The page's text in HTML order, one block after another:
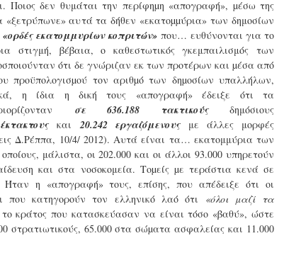
Ποιος δεν θυμάται την περίφηµη «απογραφή», µέσω της
«ξετρύπωνε» αυτά τα δήθεν «εκατοµµύρια» των δημοσίων
«ορδές εκατομμυρίων κοπριτών» που… ευθύνονται για το
στιγμή, βέβαια, ο καθεστωτικός γκεμπαιλισμός των
ότι δε γνώριζαν εκ των προτέρων και µέσα από
προϋπολογισµού τον αριθµό των δηµοσίων υπαλλήλων,
η ίδια η δική τους «απογραφή» έδειξε ότι τα
σε636.188 τακτικούςδημόσιους
και20.242 εργαζόμενουςμε άλλες μορφές
Δ.Ρέππα, 10/4/ 2012). Αυτά είναι τα… εκατομμύρια των
μάλιστα, οι 202.000 και οι άλλοι 93.000 υπηρετούν
και στα νοσοκομεία. Τοµείς µε τεράστια κενά σε
Ήταν η «απογραφή» τους, επίσης, που απέδειξε ότι οι
που κατηγορούν τον ελληνικό λαό ότι «όλοι µαζί τα
κράτος που κατασκεύασαν να είναι τόσο «βαθύ», ώστε
στρατιωτικούς, 65.000 στα σώµατα ασφαλείας και 11.000
σύμφωνα με τις διατάξεις του
Ν. 4830/2021.
έντονα στην παρουσία των
ελεγκτών, με αποτέλεσμα να
δημιουργηθεί ένταση στο
σημείο.
κατά 1,36% τις θέσεις στάθμευσης για άτομα με
Δεκαεπτά εγκαταλελειμμένα οχήματα
μέσα σε τρεις μήνες από τους δρόμους.
σταθερά βήματα και προσήλωση στο όραμα για μια πόλη
ανθρώπινη, λειτουργική και δίκαιη, ο Δήμος Σερρών
την υλοποίηση του Σχεδίου Βιώσιμης Αστικής
(ΣΒΑΚ).
8
Δημοτική Αστυνομία Σερρών : Αυτόφορη διαδικασία
και Διοικητικό πρόστιμο 3.000€ σε πολίτη για
παράνομες κοπές δέντρων στην περιοχή Καλλιθέα
Αστυνομία και Τμήμα Πρασίνου του Δήμου Σερρών
από καταγγελία εντόπισαν άνδρα να κόβει παράνομα
στην Καλλιθέα
αποφασιστικότητα και άμεσα αντανακλαστικά
οι υπηρεσίες του Δήμου Σερρών, βάζοντας
σε περιστατικό καταστροφής αστικού πρασίνου.